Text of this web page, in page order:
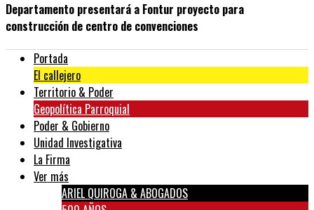
Departamento presentará a Fontur proyecto para
construcción de centro de convenciones
Portada
El callejero
Territorio & Poder
Geopolítica Parroquial
Poder & Gobierno
Unidad Investigativa
La Firma
Ver más
ARIEL QUIROGA & ABOGADOS